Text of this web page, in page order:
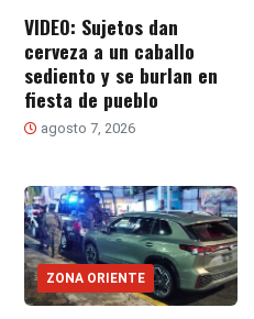
VIDEO: Sujetos dan
cerveza a un caballo
sediento y se burlan en
fiesta de pueblo
agosto 7, 2026
ZONA ORIENTE